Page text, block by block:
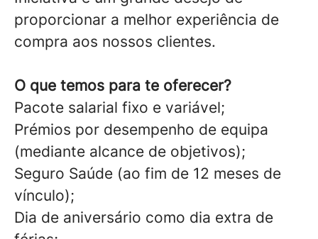
proporcionar a melhor experiência de
compra aos nossos clientes.
O que temos para te oferecer?
Pacote salarial fixo e variável;
Prémios por desempenho de equipa
(mediante alcance de objetivos);
Seguro Saúde (ao fim de 12 meses de
vínculo);
Dia de aniversário como dia extra de